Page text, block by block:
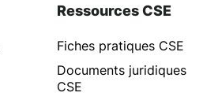
Ressources CSE
Fiches pratiques CSE
Documents juridiques
CSE